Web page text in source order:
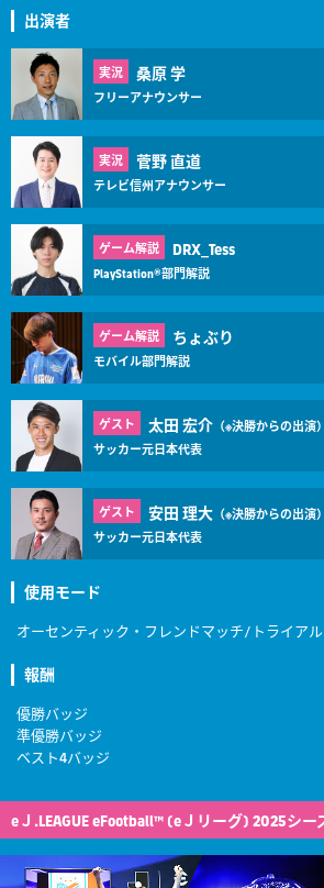
出演者
実況 桑原 学
フリーアナウンサー
実況 菅野 直道
テレビ信州アナウンサー
ゲーム解説 DRX_Tess
PlayStation®部門解説
ゲーム解説 ちょぶり
モバイル部門解説
ゲスト 太田 宏介 （※決勝からの出演）
サッカー元日本代表
ゲスト 安田 理大 （※決勝からの出演）
サッカー元日本代表
使用モード
オーセンティック・フレンドマッチ/トライア
報酬
優勝バッジ
準優勝バッジ
ベスト4バッジ
eＪ.LEAGUE eFootball™ (eＪリーグ) 2025シー